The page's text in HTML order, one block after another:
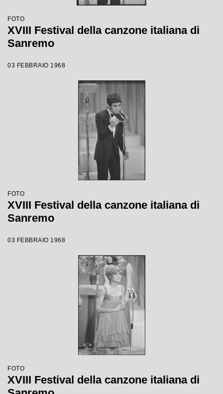
FOTO
XVIII Festival della canzone italiana di
Sanremo
03 FEBBRAIO 1968
FOTO
XVIII Festival della canzone italiana di
Sanremo
03 FEBBRAIO 1968
FOTO
XVIII Festival della canzone italiana di